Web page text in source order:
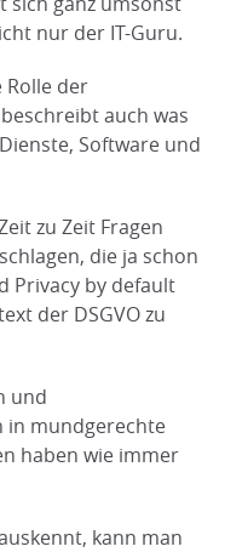
nur der IT-Guru.
der
auch was
Software und
zu Zeit Fragen
die ja schon
Privacy by default
der DSGVO zu
und
in mundgerechte
haben wie immer
kann man